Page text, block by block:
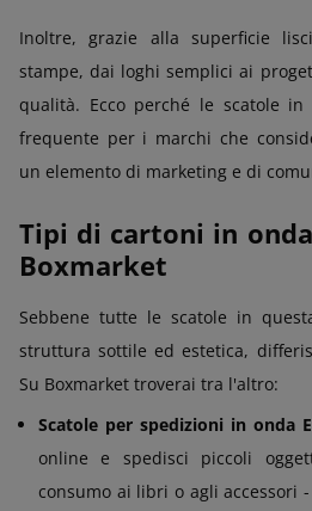
Inoltre, grazie alla superficie
stampe, dai loghi semplici ai
qualità. Ecco perché le scatole
frequente per i marchi che
un elemento di marketing e di
Tipi di cartoni in
Boxmarket
Sebbene tutte le scatole in
struttura sottile ed estetica,
Su Boxmarket troverai tra l'altro:
Scatole per spedizioni in onda E
online e spedisci piccoli
consumo ai libri o agli accessori